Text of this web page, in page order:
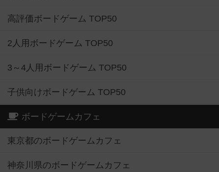
高評価ボードゲーム TOP50
2人用ボードゲーム TOP50
3～4人用ボードゲーム TOP50
子供向けボードゲーム TOP50
ボードゲームカフェ
東京都のボードゲームカフェ
神奈川県のボードゲームカフェ